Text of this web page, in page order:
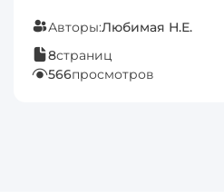
Авторы:Любимая Н.Е.
8страниц
566просмотров